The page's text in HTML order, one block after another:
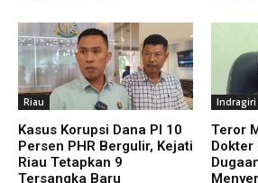
Riau
Kasus Korupsi Dana PI 10
Persen PHR Bergulir, Kejati
Riau Tetapkan 9
Tersangka Baru
Indragiri
Teror
Dokter